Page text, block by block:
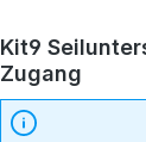
Kit9
Zugang